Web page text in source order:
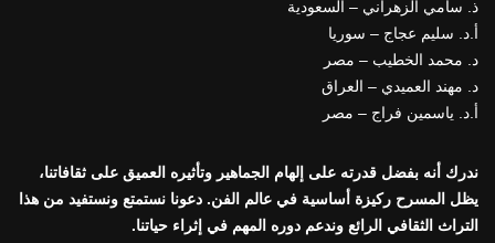
ذ. سامي الزهراني – السعودية
أ.د. سليم عجاج – سوريا
د. محمد الخطيب – مصر
د. مهند العميدي – العراق
أ.د. ياسمين فراج – مصر
ندرك أنه بفضل قدرته على إلهام الجماهير وتأثيره العميق على ثقافاتنا،
يظل المسرح ركيزة أساسية في عالم الفن. دعونا نستمتع ونستفيد من هذا
التراث الثقافي الرائع وندعم دوره المهم في إثراء حياتنا.